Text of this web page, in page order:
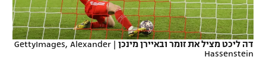
רץ ברשת
תוצאות
מכבי תל אביב
הפועל תל אביב
ליגה צרפתית
ליגה הולנדית
הפועל ירושלים
דני אבדיה
כדורעף
שחייה
דה ליכט מציל את זומר ובאיירן מינכן |
GettyImages, Alexander
Hassenstein